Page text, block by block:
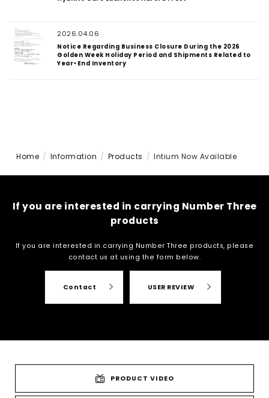
2026.04.06
Notice Regarding Business Closure During the 2026
Golden Week Holiday Period and Shipments Related to
Year-End Inventory
Home Information Products Intium Now Available
If you are interested in carrying Number Three
products
If you are interested in carrying Number Three products, please
contact us at using the form below.
Contact USER REVIEW
PRODUCT VIDEO